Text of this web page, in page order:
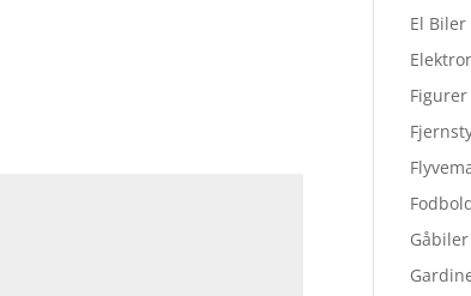
El Biler
Figurer
Gåbiler